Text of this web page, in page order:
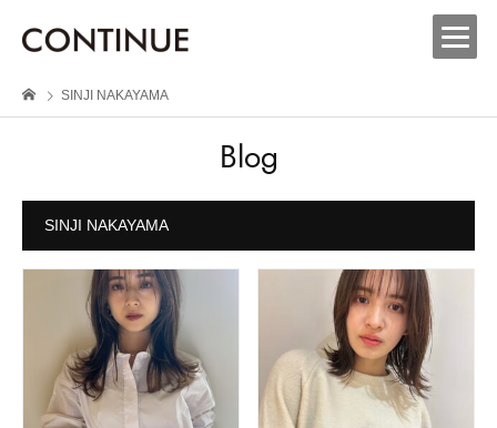
SINJI NAKAYAMA
Blog
SINJI NAKAYAMA